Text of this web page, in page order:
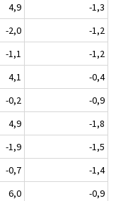
4,9
-1,3
-2,0
-1,2
-1,1
-1,2
4,1
-0,4
-0,2
-0,9
4,9
-1,8
-1,9
-1,5
-0,7
-1,4
6,0
-0,9